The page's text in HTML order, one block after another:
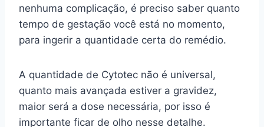
nenhuma complicação, é preciso saber quanto
tempo de gestação você está no momento,
para ingerir a quantidade certa do remédio.
A quantidade de Cytotec não é universal,
quanto mais avançada estiver a gravidez,
maior será a dose necessária, por isso é
importante ficar de olho nesse detalhe.